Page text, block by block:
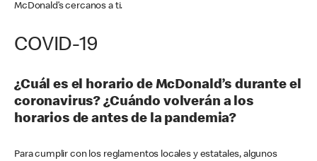
McDonald’s cercanos a ti.
COVID-19
¿Cuál es el horario de McDonald’s durante el
coronavirus? ¿Cuándo volverán a los
horarios de antes de la pandemia?
Para cumplir con los reglamentos locales y estatales, algunos